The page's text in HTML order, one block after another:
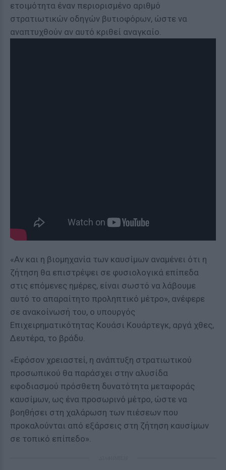
ετοιμότητα έναν περιορισμένο αριθμό
στρατιωτικών οδηγών βυτιοφόρων, ώστε να
αναπτυχθούν αν αυτό κριθεί αναγκαίο.
«Αν και η βιομηχανία των καυσίμων αναμένει ότι η
ζήτηση θα επιστρέψει σε φυσιολογικά επίπεδα
στις επόμενες ημέρες, είναι σωστό να λάβουμε
αυτό το απαραίτητο προληπτικό μέτρο», ανέφερε
σε ανακοίνωσή του, ο υπουργός
Επιχειρηματικότητας Κουάσι Κουάρτεγκ, αργά χθες,
Δευτέρα, το βράδυ.
«Εφόσον χρειαστεί, η ανάπτυξη στρατιωτικού
προσωπικού θα παράσχει στην αλυσίδα
εφοδιασμού πρόσθετη δυνατότητα μεταφοράς
καυσίμων, ως ένα προσωρινό μέτρο, ώστε να
βοηθήσει στη χαλάρωση των πιέσεων που
προκαλούνται από εξάρσεις στη ζήτηση καυσίμων
σε τοπικό επίπεδο».